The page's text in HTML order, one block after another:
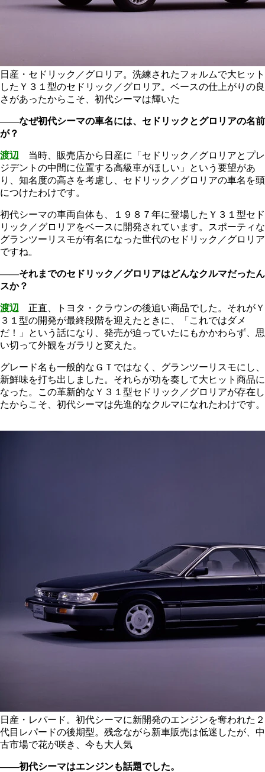
日産・セドリック／グロリア。洗練されたフォルムで大ヒット
したＹ３１型のセドリック／グロリア。ベースの仕上がりの良
さがあったからこそ、初代シーマは輝いた
――なぜ初代シーマの車名には、セドリックとグロリアの名前
が？
渡辺 当時、販売店から日産に「セドリック／グロリアとプレ
ジデントの中間に位置する高級車がほしい」という要望があ
り、知名度の高さを考慮し、セドリック／グロリアの車名を頭
につけたわけです。
初代シーマの車両自体も、１９８７年に登場したＹ３１型セド
リック／グロリアをベースに開発されています。スポーティな
グランツーリスモが有名になった世代のセドリック／グロリア
ですね。
――それまでのセドリック／グロリアはどんなクルマだったん
スか？
渡辺 正直、トヨタ・クラウンの後追い商品でした。それがＹ
３１型の開発が最終段階を迎えたときに、「これではダメ
だ！」という話になり、発売が迫っていたにもかかわらず、思
い切って外観をガラリと変えた。
グレード名も一般的なＧＴではなく、グランツーリスモにし、
新鮮味を打ち出しました。それらが功を奏して大ヒット商品に
なった。この革新的なＹ３１型セドリック／グロリアが存在し
たからこそ、初代シーマは先進的なクルマになれたわけです。
日産・レパード。初代シーマに新開発のエンジンを奪われた２
代目レパードの後期型。残念ながら新車販売は低迷したが、中
古市場で花が咲き、今も大人気
――初代シーマはエンジンも話題でした。